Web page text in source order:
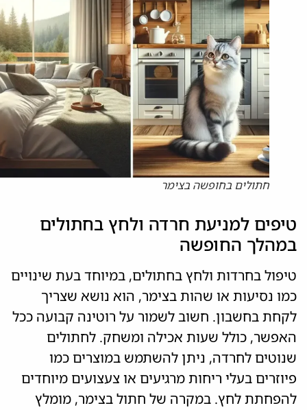
חתולים בחופשה בצימר
טיפים למניעת חרדה ולחץ בחתולים
במהלך החופשה
טיפול בחרדות ולחץ בחתולים, במיוחד בעת שינויים
כמו נסיעות או שהות בצימר, הוא נושא שצריך
לקחת בחשבון. חשוב לשמור על רוטינה קבועה ככל
האפשר, כולל שעות אכילה ומשחק. לחתולים
שנוטים לחרדה, ניתן להשתמש במוצרים כמו
פיוזרים בעלי ריחות מרגיעים או צעצועים מיוחדים
להפחתת לחץ. במקרה של חתול בצימר, מומלץ